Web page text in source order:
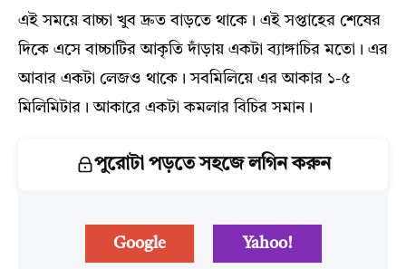
এই সময়ে বাচ্চা খুব দ্রুত বাড়তে থাকে। এই সপ্তাহের শেষের
দিকে এসে বাচ্চাটির আকৃতি দাঁড়ায় একটা ব্যাঙ্গাচির মতো। এর
আবার একটা লেজও থাকে। সবমিলিয়ে এর আকার ১-৫
মিলিমিটার। আকারে একটা কমলার বিচির সমান।
পুরোটা পড়তে সহজে লগিন করুন
Google Yahoo!